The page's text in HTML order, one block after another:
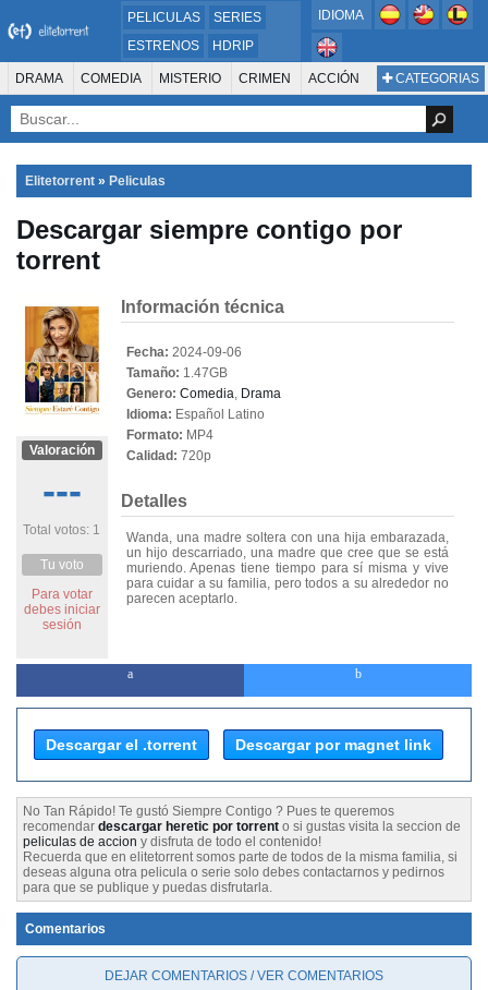
PELICULAS
SERIES
ESTRENOS
HDRIP
MICROHD
720P
DVDRIP
IDIOMA
CATEGORIAS
DRAMA COMEDIA MISTERIO CRIMEN ACCIÓN
SUSPENSO AVENTURA
ANIMACIÓN ROMANCE TERROR CIENCIA FICCIÓN FANTASÍA
FAMILIA DOCUS Y TV
PELÍCULA DE LA TELEVISIÓN FOREIGN KIDS REALITY
Elitetorrent » Peliculas
Descargar siempre contigo por
torrent
Valoración
---
Total votos: 1
Tu voto
Para votar
debes iniciar
sesión
Información técnica
Fecha: 2024-09-06
Tamaño: 1.47GB
Genero: Comedia, Drama
Idioma: Español Latino
Formato: MP4
Calidad: 720p
Detalles
Wanda, una madre soltera con una hija embarazada,
un hijo descarriado, una madre que cree que se está
muriendo. Apenas tiene tiempo para sí misma y vive
para cuidar a su familia, pero todos a su alrededor no
parecen aceptarlo.
Descargar el .torrent Descargar por magnet link
No Tan Rápido! Te gustó Siempre Contigo ? Pues te queremos
recomendar descargar heretic por torrent o si gustas visita la seccion de
peliculas de accion y disfruta de todo el contenido!
Recuerda que en elitetorrent somos parte de todos de la misma familia, si
deseas alguna otra pelicula o serie solo debes contactarnos y pedirnos
para que se publique y puedas disfrutarla.
Comentarios
DEJAR COMENTARIOS / VER COMENTARIOS